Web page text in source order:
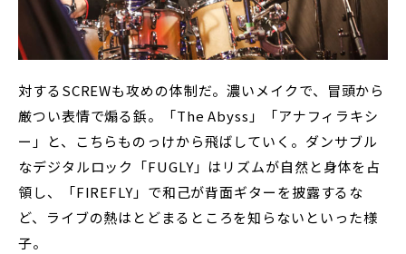
対するSCREWも攻めの体制だ。濃いメイクで、冒頭から
厳つい表情で煽る鋲。「The Abyss」「アナフィラキシ
ー」と、こちらものっけから飛ばしていく。ダンサブル
なデジタルロック「FUGLY」はリズムが自然と身体を占
領し、「FIREFLY」で和己が背面ギターを披露するな
ど、ライブの熱はとどまるところを知らないといった様
子。